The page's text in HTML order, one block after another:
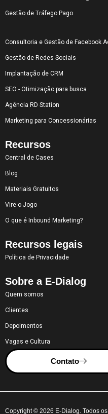
Gestão de Tráfego Pago
Consultoria e Gestão de Facebook
Gestão de Redes Sociais
Implantação de CRM
SEO - Otimização para busca
Agência RD Station
Marketing para Concessionárias
Recursos
Central de Cases
Blog
Materiais Gratuitos
Vire o Jogo
O que é Inbound Marketing?
Recursos legais
Política de Privacidade
Sobre a E-Dialog
Quem somos
Clientes
Depoimentos
Vagas e Cultura
Contato
Copyright © 2026 E-Dialog. Todos